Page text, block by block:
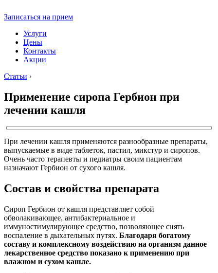
Записаться на прием
Услуги
Цены
Контакты
Акции
Статьи ›
Применение сиропа Гербион при
лечении кашля
При лечении кашля применяются разнообразные препараты,
выпускаемые в виде таблеток, пастил, микстур и сиропов.
Очень часто терапевты и педиатры своим пациентам
назначают Гербион от сухого кашля.
Состав и свойства препарата
Сироп Гербион от кашля представляет собой
обволакивающее, антибактериальное и
иммуностимулирующее средство, позволяющее снять
воспаление в дыхательных путях. Благодаря богатому
составу и комплексному воздействию на организм данное
лекарственное средство показано к применению при
влажном и сухом кашле.